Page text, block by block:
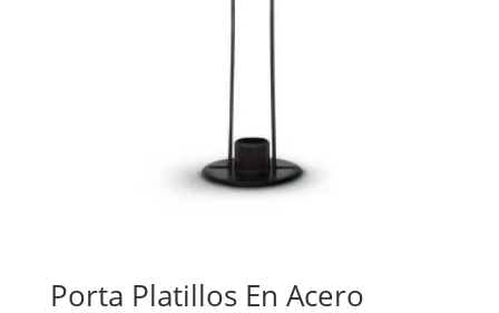
Porta Platillos En Acero